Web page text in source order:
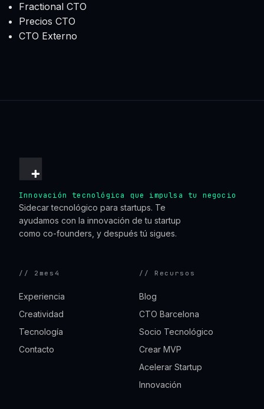
Fractional CTO
Precios CTO
CTO Externo
Innovación tecnológica que impulsa tu negocio
Sidecar tecnológico para startups. Te
ayudamos con la innovación de tu startup
como co-founders, y después tú sigues.
// 2mes4
Experiencia
Creatividad
Tecnología
Contacto
// Recursos
Blog
CTO Barcelona
Socio Tecnológico
Crear MVP
Acelerar Startup
Innovación